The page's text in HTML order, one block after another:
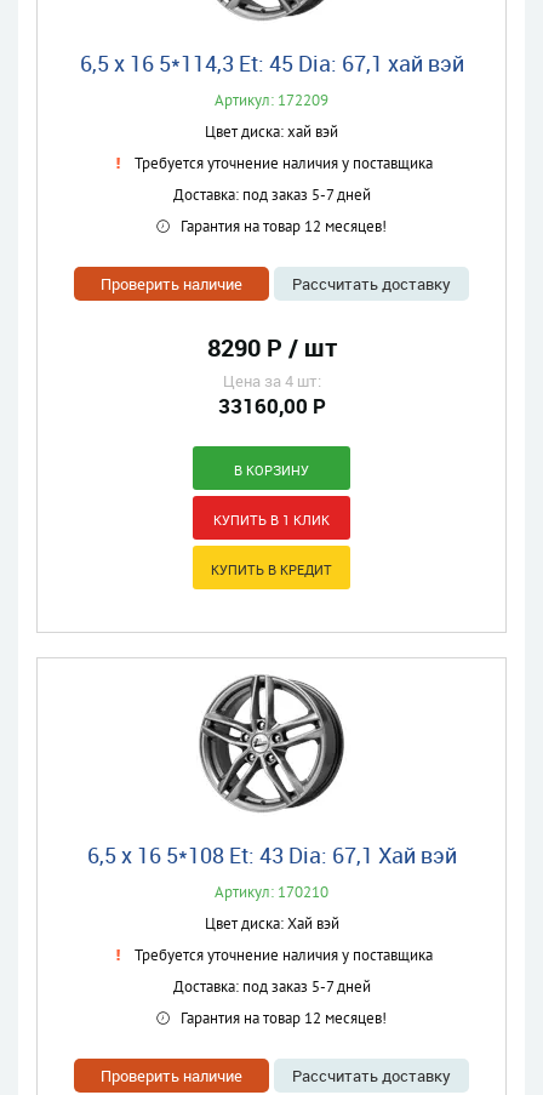
6,5 x 16 5*114,3 Et: 45 Dia: 67,1 хай вэй
Артикул: 172209
Цвет диска: хай вэй
Требуется уточнение наличия у поставщика
Доставка: под заказ 5-7 дней
Гарантия на товар 12 месяцев!
Проверить наличие Рассчитать доставку
8290 Р / шт
Цена за 4 шт:
33160,00 Р
6,5 x 16 5*108 Et: 43 Dia: 67,1 Хай вэй
Артикул: 170210
Цвет диска: Хай вэй
Требуется уточнение наличия у поставщика
Доставка: под заказ 5-7 дней
Гарантия на товар 12 месяцев!
Проверить наличие Рассчитать доставку